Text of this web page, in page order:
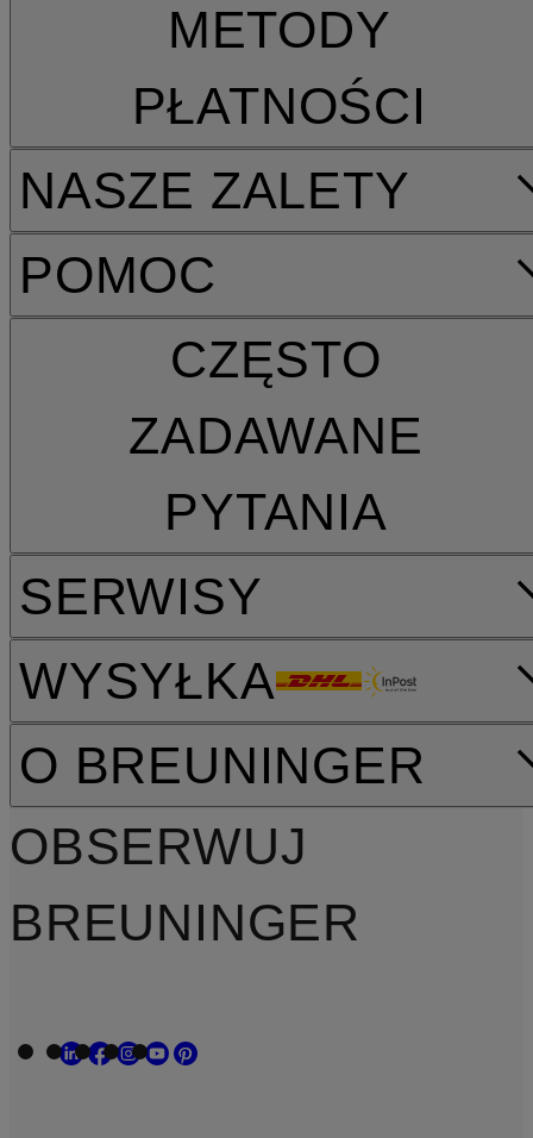
POMOC
CZĘSTO
ZADAWANE
PYTANIA
SERWISY
WYSYŁKA
METODY
PŁATNOŚCI
NASZE ZALETY
O BREUNINGER
OBSERWUJ
BREUNINGER